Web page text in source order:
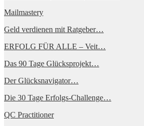
Mailmastery
Geld verdienen mit Ratgeber…
ERFOLG FÜR ALLE – Veit…
Das 90 Tage Glücksprojekt…
Der Glücksnavigator…
Die 30 Tage Erfolgs-Challenge…
QC Practitioner